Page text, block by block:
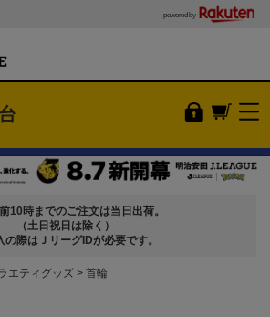
powered by
10時までのご注文は当日出荷。
（土日祝日は除く）
の際はＪリーグIDが必要です。
エティグッズ 首輪